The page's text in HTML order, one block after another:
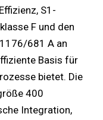
S1-
F und den
681 A an
Basis für
bietet. Die
400
Integration,